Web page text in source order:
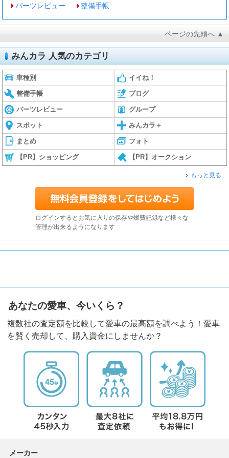
パーツレビュー 整備手帳
ページの先頭へ ▲
みんカラ 人気のカテゴリ
車種別 イイね！
整備手帳 ブログ
パーツレビュー グループ
スポット みんカラ＋
まとめ フォト
【PR】ショッピング 【PR】オークション
もっと見る
ログインするとお気に入りの保存や燃費記録など様々な
管理が出来るようになります
あなたの愛車、今いくら？
複数社の査定額を比較して愛車の最高額を調べよう！愛車
を賢く売却して、購入資金にしませんか？
メーカー